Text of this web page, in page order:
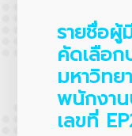
รายชื่อผู้
คัดเลือก
มหาวิท
พนักงา
เลขที่